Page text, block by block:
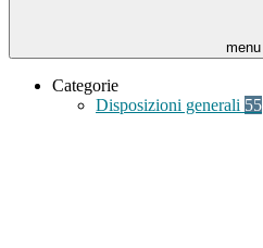
menu
Categorie
Disposizioni generali 55